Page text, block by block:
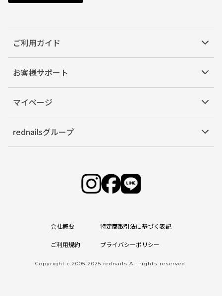
ご利用ガイド
お客様サポート
マイページ
rednailsグループ
会社概要 特定商取引法に基づく表記
ご利用規約 プライバシーポリシー
Copyright c 2005-2025 rednails All rights reserved.